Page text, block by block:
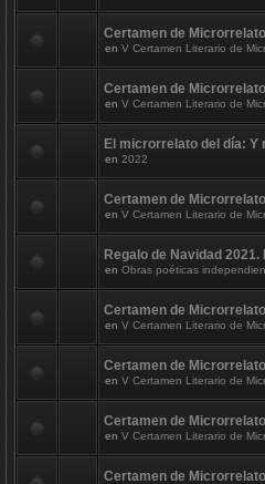
Certamen de
en V Certamen Literario de
Certamen de
en V Certamen Literario de
El microrrelato del día: Y
en 2022
Certamen de
en V Certamen Literario de
Regalo de Navidad 2021.
en Obras poéticas
Certamen de
en V Certamen Literario de
Certamen de
en V Certamen Literario de
Certamen de
en V Certamen Literario de
Certamen de